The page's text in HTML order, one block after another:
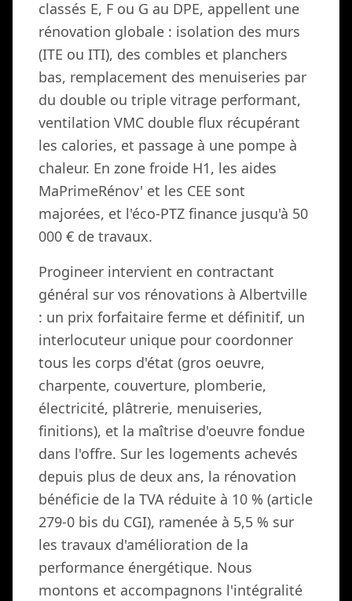
classés E, F ou G au DPE, appellent une
rénovation globale : isolation des murs
(ITE ou ITI), des combles et planchers
bas, remplacement des menuiseries par
du double ou triple vitrage performant,
ventilation VMC double flux récupérant
les calories, et passage à une pompe à
chaleur. En zone froide H1, les aides
MaPrimeRénov' et les CEE sont
majorées, et l'éco-PTZ finance jusqu'à 50
000 € de travaux.
Progineer intervient en contractant
général sur vos rénovations à Albertville
: un prix forfaitaire ferme et définitif, un
interlocuteur unique pour coordonner
tous les corps d'état (gros oeuvre,
charpente, couverture, plomberie,
électricité, plâtrerie, menuiseries,
finitions), et la maîtrise d'oeuvre fondue
dans l'offre. Sur les logements achevés
depuis plus de deux ans, la rénovation
bénéficie de la TVA réduite à 10 % (article
279-0 bis du CGI), ramenée à 5,5 % sur
les travaux d'amélioration de la
performance énergétique. Nous
montons et accompagnons l'intégralité